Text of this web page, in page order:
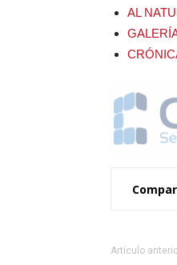
AL
Artículo